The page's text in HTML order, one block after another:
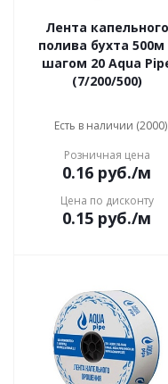
Лента капельного
полива бухта 500м
шагом 20 Aqua
(7/200/500)
Есть в наличии (2000)
Розничная цена
0.16 руб./м
Цена по дисконту
0.15 руб./м